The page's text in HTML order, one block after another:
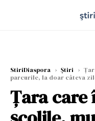
StiriDiaspora › Știri ›
parcurile, la doar câteva
Țara care